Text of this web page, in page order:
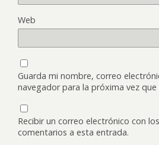
Web
Guarda mi nombre, correo
navegador para la próxima vez
Recibir un correo electrónico con
comentarios a esta entrada.